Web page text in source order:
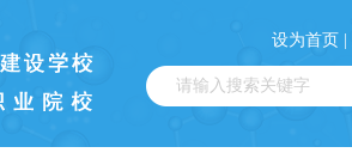
设为首页 |